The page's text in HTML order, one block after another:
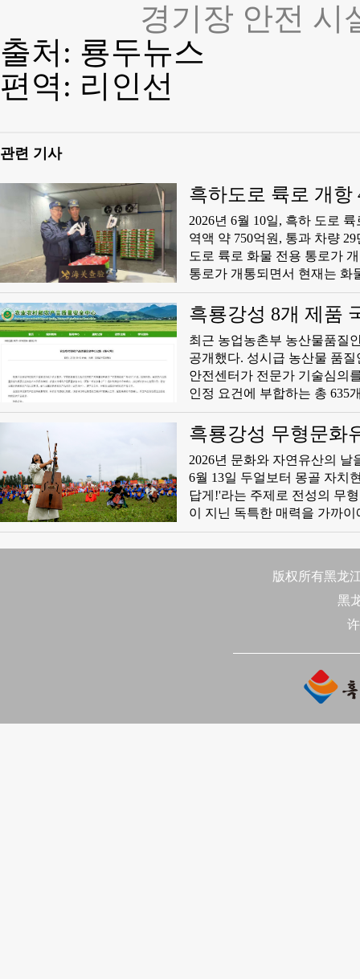
경기장 안전 시
출처: 룡두뉴스
편역: 리인선
관련 기사
흑하도로 륙로 개
2026년 6월 10일, 흑하 도로
역액 약 750억원, 통과 차량
도로 륙로 화물 전용 통로가
통로가 개통되면서 현재는 화
간 도로 륙로의 입지적 장점
로서 국경 간 물류 시간이 크
현재는 500대 수준으로 증가
륙로 무역에 참여하는 업체가
로를 통해 수출입 무역을 진
수입 수요가 양방향으로 증가
흑룡강성 8개 제품
최근 농업농촌부 농산물품질
공개했다. 성시급 농산물 품
안전센터가 전문가 기술심의
인정 요건에 부합하는 총 635
였다.
흑룡강성 무형문화
2026년 문화와 자연유산의
6월 13일 두얼보터 몽골 자치
답게!'라는 주제로 전성의 무
이 지닌 독특한 매력을 가까
난 생태 환경을 자랑할 뿐만
는 '공연-의식-체험-경기'를 주
국민이 참여하고 함께 만들
를 선사한다. 네개의 호금이
관을 이룰 예정이며 안대 춤,
하며 수천 년의 하사르 초원
版权所有黑龙
黑